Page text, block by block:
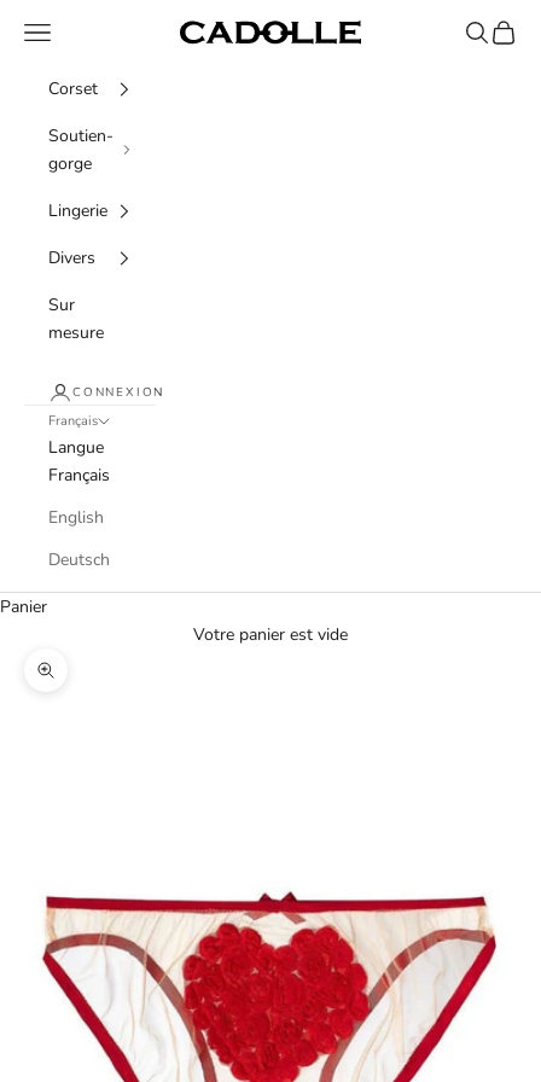
Cadolle
Menu Recherche
Panier
Corset
Soutien-
gorge
Lingerie
Divers
Sur
mesure
CONNEXION
Français
Langue
Français
English
Deutsch
Panier
Votre panier est vide
Zoomer sur l'image